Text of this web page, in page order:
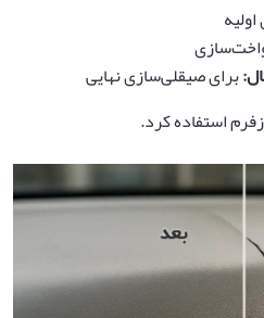
:برای صیقلی‌سازی نهایی
استفاده کرد.